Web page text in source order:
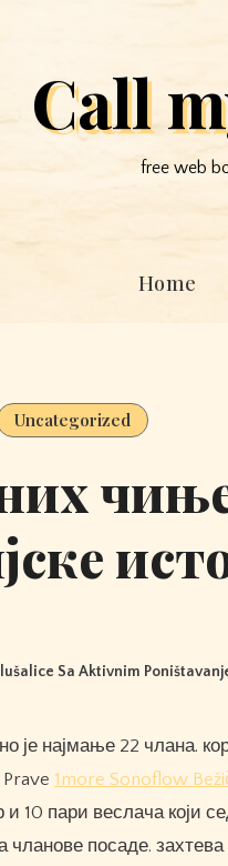
Call
free web
Home
Uncategorized
Sa Aktivnim
је најмање 22 члана.
1more Sonoflow
10 пари веслача који
посаде.